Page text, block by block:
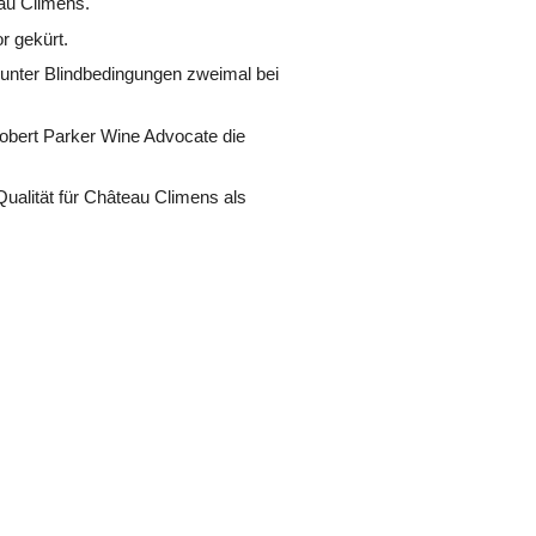
gekürt.
Blindbedingungen zweimal bei
Parker Wine Advocate die
für Château Climens als